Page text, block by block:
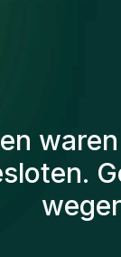
die we
ben ik